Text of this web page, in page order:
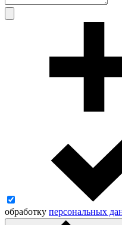
обработку персональных